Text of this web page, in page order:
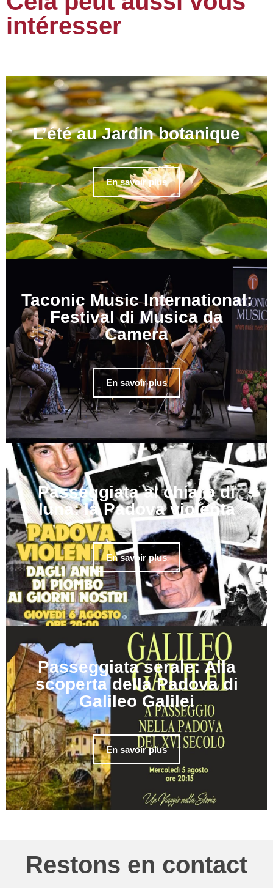
intéresser
L’été au Jardin botanique
En savoir plus
Taconic Music International:
Festival di Musica da
Camera
En savoir plus
Passeggiata al chiaro di
luna: la Padova violenta
En savoir plus
Passeggiata serale: Alla
scoperta della Padova di
Galileo Galilei
En savoir plus
Restons en contact